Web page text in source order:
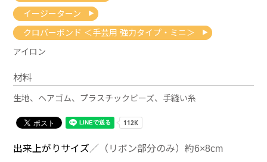
イージーターン
クロバーボンド ＜手芸用 強力タイプ・ミニ＞
アイロン
材料
生地、ヘアゴム、プラスチックビーズ、手縫い糸
出来上がりサイズ／（リボン部分のみ）約6×8cm